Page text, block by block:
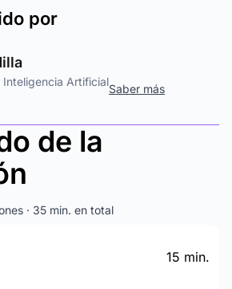
por
Inteligencia Artificial
Saber más
de la
· 35 min. en total
15 min.